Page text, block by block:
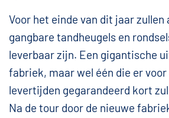
Voor het einde van dit jaar zullen
gangbare tandheugels en
leverbaar zijn. Een gigantische
fabriek, maar wel één die er
levertijden gegarandeerd kort
Na de tour door de nieuwe